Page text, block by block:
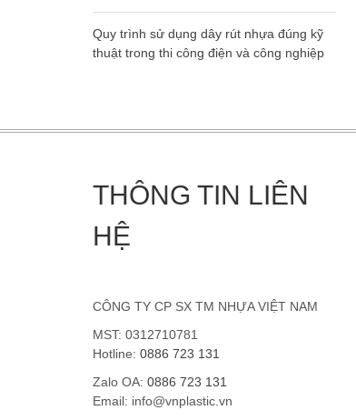
Quy trình sử dụng dây rút nhựa đúng kỹ
thuật trong thi công điện và công nghiệp
THÔNG TIN LIÊN
HỆ
CÔNG TY CP SX TM NHỰA VIỆT NAM
MST: 0312710781
Hotline: 0886 723 131
Zalo OA: 0886 723 131
Email: info@vnplastic.vn